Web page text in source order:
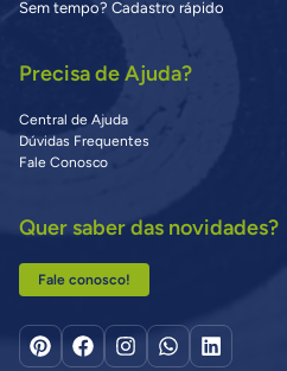
Sem tempo? Cadastro rápido
Precisa de Ajuda?
Central de Ajuda
Dúvidas Frequentes
Fale Conosco
Quer saber das novidades?
Fale conosco!